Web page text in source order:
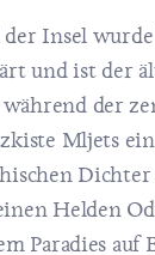
Insel
und ist der
der
Mljets
Helden
Paradies auf